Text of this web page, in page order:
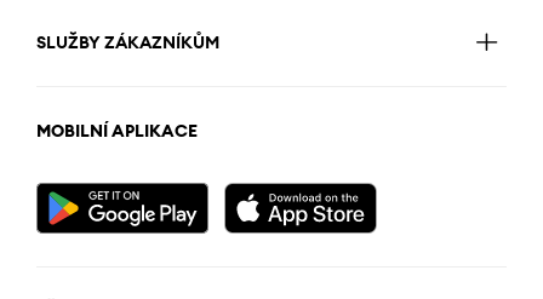
SLUŽBY ZÁKAZNÍKŮM
MOBILNÍ APLIKACE